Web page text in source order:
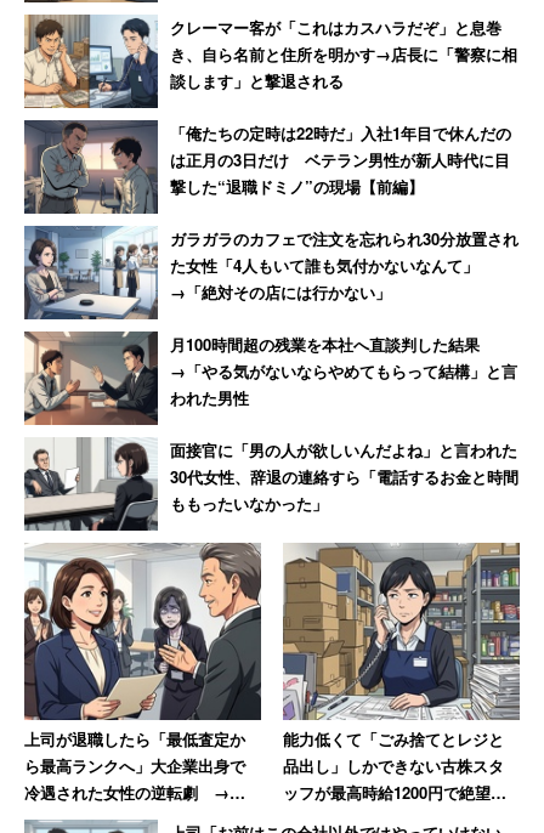
3位：川崎重工業 （平均年収582万円）
～精密機械が好調。スキルや実績に基づく納得感の高い処
遇～
2018年3月期は前年に比べ大幅な増益となった「川崎重工
業」。報酬に関しては公平性を重視しており、全従業員に
評価基準を開示。「職能資格」に応じて処遇を決めてい
る。「ボーナスは全社の業績と所属する事業部門の業績に
連動しますが、絶対的な利益だけではなく、前年度に対す
る伸び率やROIC(投下資本利益率)も加味されるので『頑張
り』も反映される」（技術関連職／40代前半男性／年収
1000万円）、「賃金制度はきちんとオープンになってい
るので自分の評価ランクがわかり、モチベーションアップ
に繋がります」（生産・製造技術／40代前半男性／年収
1100万円）などの口コミも見られた。
クボタ「休日120日以上・有休も100％取得。
ボーナスも年2回合計6.6か月分」
4位：クボタ（平均年収569万円）
～月1000円のベア。初めて定年後の再雇用社員も対象に
～
クレーマー客が「これはカスハラだぞ」と息巻
き、自ら名前と住所を明かす→店長に「警察に相
談します」と撃退される
「俺たちの定時は22時だ」入社1年目で休んだの
は正月の3日だけ ベテラン男性が新人時代に目
撃した“退職ドミノ”の現場【前編】
ガラガラのカフェで注文を忘れられ30分放置され
た女性「4人もいて誰も気付かないなんて」
→「絶対その店には行かない」
月100時間超の残業を本社へ直談判した結果
→「やる気がないならやめてもらって結構」と言
われた男性
面接官に「男の人が欲しいんだよね」と言われた
30代女性、辞退の連絡すら「電話するお金と時間
ももったいなかった」
上司が退職したら「最低査定か
ら最高ランクへ」大企業出身で
冷遇された女性の逆転劇 →元
上司の取り巻きは「2日間会社を
能力低くて「ごみ捨てとレジと
品出し」しかできない古株スタ
ッフが最高時給1200円で絶望、
時給が25円低い女性のやる気は